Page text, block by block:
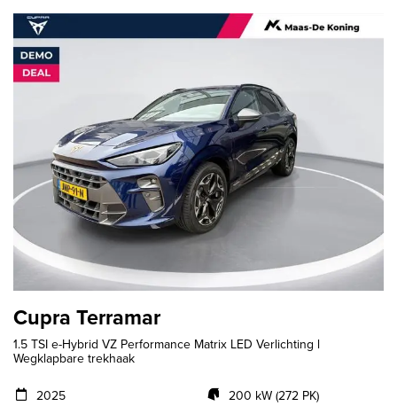
Cupra Terramar
1.5 TSI e-Hybrid VZ Performance Matrix LED Verlichting l
Wegklapbare trekhaak
2025
200 kW (272 PK)